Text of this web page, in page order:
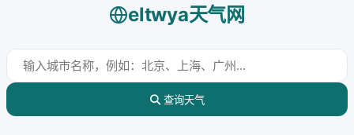
eltwya天气网
查询天气